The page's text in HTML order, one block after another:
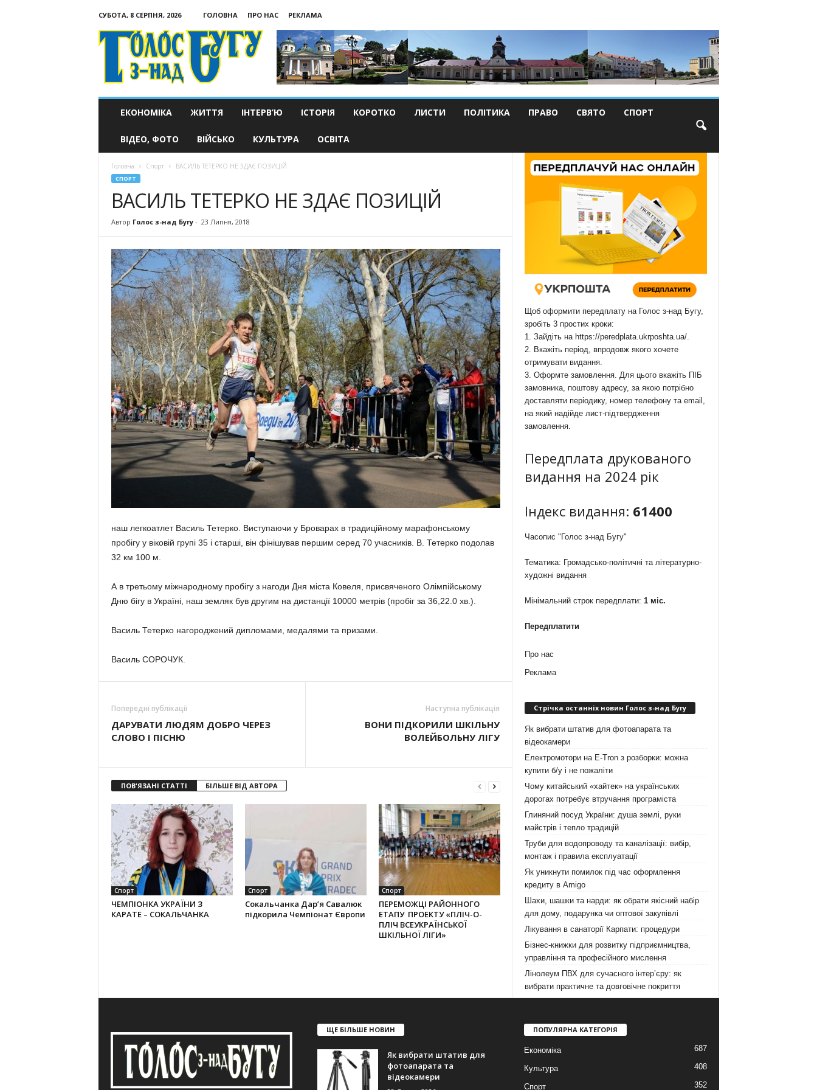
СУБОТА, 8 СЕРПНЯ, 2026 ГОЛОВНА ПРО НАС
РЕКЛАМА
Голос
з-
ЕКОНОМІКА ЖИТТЯ ІНТЕРВ’Ю ІСТОРІЯ КОРОТКО ЛИСТИ ПОЛІТИКА ПРАВО СВЯТО СПОРТ
ВІДЕО, ФОТО ВІЙСЬКО КУЛЬТУРА ОСВІТА
Головна Спорт ВАСИЛЬ ТЕТЕРКО НЕ ЗДАЄ ПОЗИЦІЙ
СПОРТ
ВАСИЛЬ ТЕТЕРКО НЕ ЗДАЄ ПОЗИЦІЙ
Автор Голос з-над Бугу- 23 Липня, 2018
наш легкоатлет Василь Тетерко. Виступаючи у Броварах в традиційному марафонському
пробігу у віковій групі 35 і старші, він фінішував першим серед 70 учасників. В. Тетерко подолав
32 км 100 м.
А в третьому міжнародному пробігу з нагоди Дня міста Ковеля, присвяченого Олімпійському
Дню бігу в Україні, наш земляк був другим на дистанції 10000 метрів (пробіг за 36,22.0 хв.).
Василь Тетерко нагороджений дипломами, медалями та призами.
Василь СОРОЧУК.
Попередні публікації
ДАРУВАТИ ЛЮДЯМ ДОБРО ЧЕРЕЗ
СЛОВО І ПІСНЮ
Наступна публікація
ВОНИ ПІДКОРИЛИ ШКІЛЬНУ
ВОЛЕЙБОЛЬНУ ЛІГУ
ПОВ'ЯЗАНІ СТАТТІ БІЛЬШЕ ВІД АВТОРА
Спорт
ЧЕМПІОНКА УКРАЇНИ З
КАРАТЕ – СОКАЛЬЧАНКА
Спорт
Сокальчанка Дар’я Савалюк
підкорила Чемпіонат Європи
Спорт
ПЕРЕМОЖЦІ РАЙОННОГО
ЕТАПУ ПРОЕКТУ «ПЛІЧ-О-
ПЛІЧ ВСЕУКРАЇНСЬКОЇ
ШКІЛЬНОЇ ЛІГИ»
Щоб оформити передплату на Голос з-над Бугу,
зробіть 3 простих кроки:
1. Зайдіть на https://peredplata.ukrposhta.ua/.
2. Вкажіть період, впродовж якого хочете
отримувати видання.
3. Оформте замовлення. Для цього вкажіть ПІБ
замовника, поштову адресу, за якою потрібно
доставляти періодику, номер телефону та email,
на який надійде лист-підтвердження
замовлення.
Передплата друкованого
видання на 2024 рік
Індекс видання: 61400
Часопис "Голос з-над Бугу"
Тематика: Громадсько-політичні та літературно-
художні видання
Мінімальний строк передплати: 1 міс.
Передплатити
Про нас
Реклама
Стрічка останніх новин Голос з-над Бугу
Як вибрати штатив для фотоапарата та
відеокамери
Електромотори на E-Tron з розборки: можна
купити б/у і не пожаліти
Чому китайський «хайтек» на українських
дорогах потребує втручання програміста
Глиняний посуд України: душа землі, руки
майстрів і тепло традицій
Труби для водопроводу та каналізації: вибір,
монтаж і правила експлуатації
Як уникнути помилок під час оформлення
кредиту в Amigo
Шахи, шашки та нарди: як обрати якісний набір
для дому, подарунка чи оптової закупівлі
Лікування в санаторії Карпати: процедури
Бізнес-книжки для розвитку підприємництва,
управління та професійного мислення
Лінолеум ПВХ для сучасного інтер’єру: як
вибрати практичне та довговічне покриття
ЩЕ БІЛЬШЕ НОВИН
Як вибрати штатив для
фотоапарата та
відеокамери
ПОПУЛЯРНА КАТЕГОРІЯ
Економіка 687
Культура 408
Спорт 352